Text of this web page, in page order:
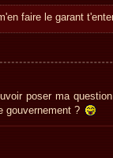
faire le garant
poser ma
gouvernement ?